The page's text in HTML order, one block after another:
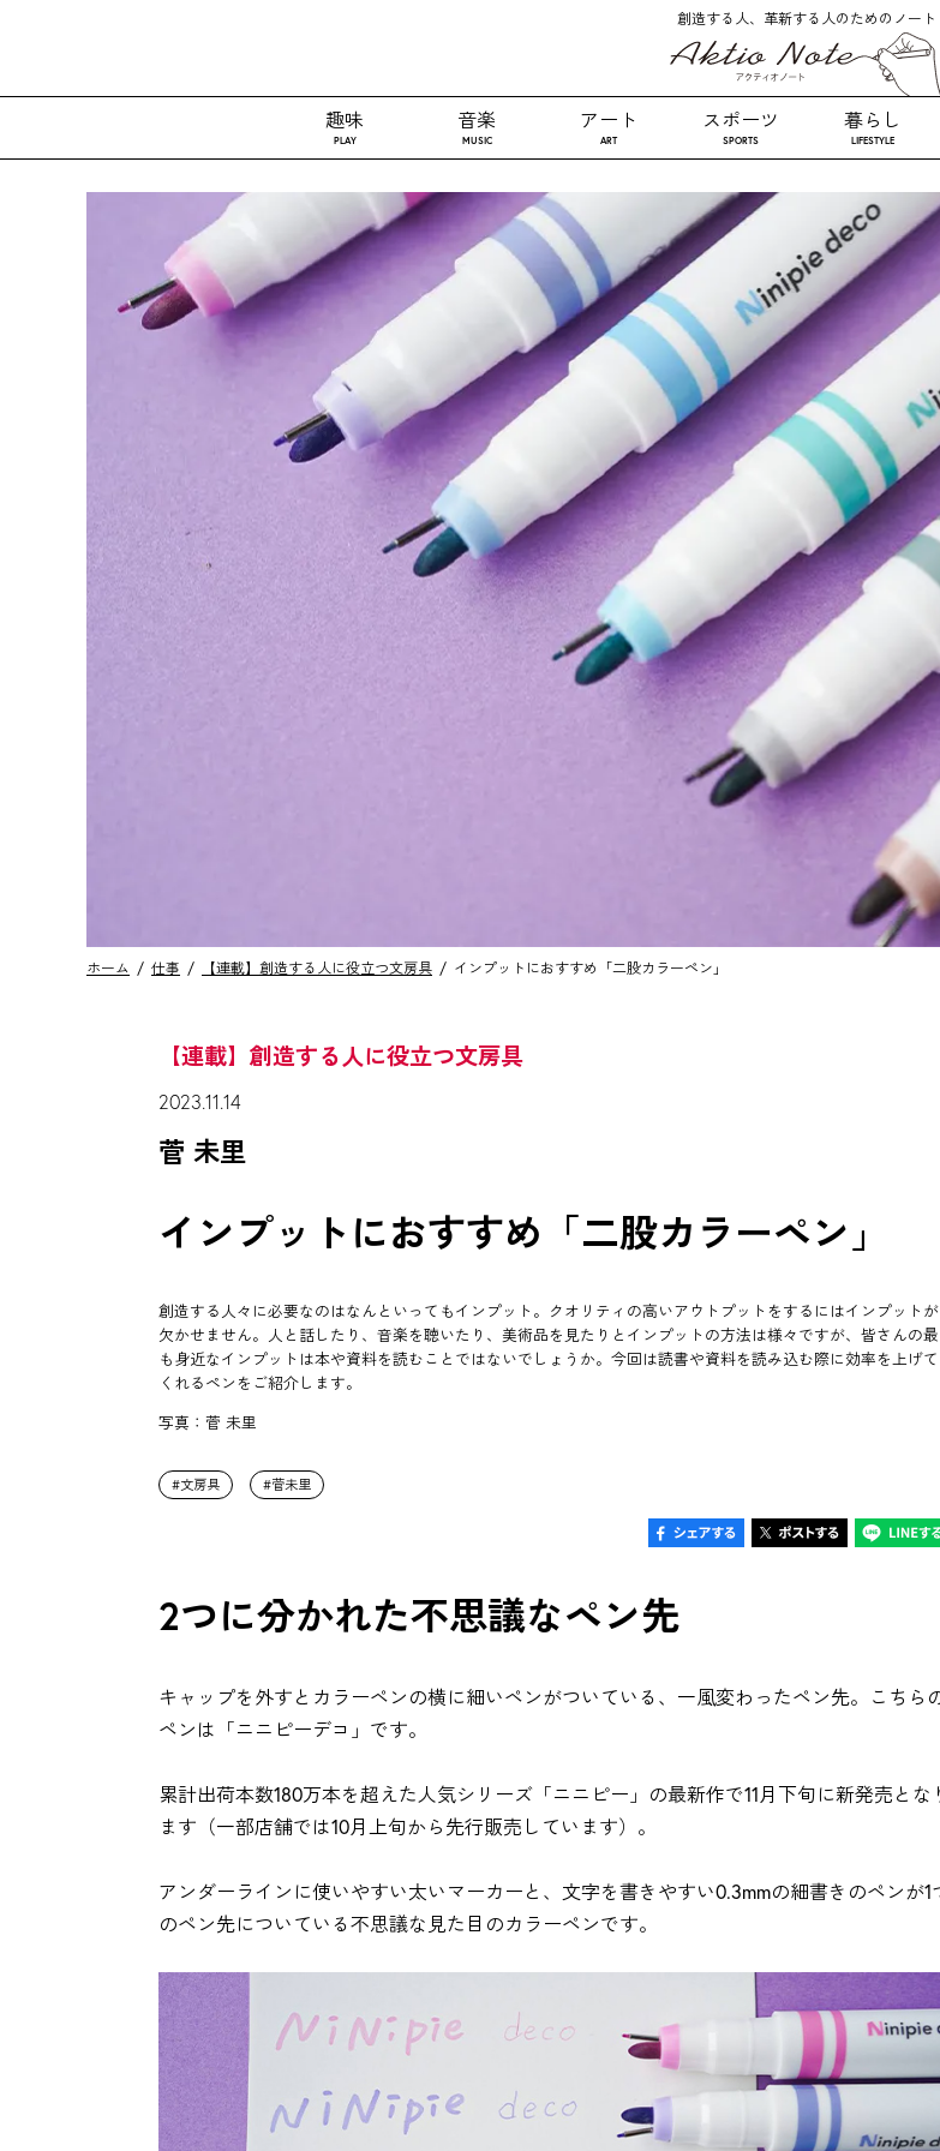
創造する人、革新する人のためのノート
趣味
PLAY
音楽
MUSIC
アート
ART
スポーツ
SPORTS
暮らし
LIFESTYLE
ホーム 仕事 【連載】創造する人に役立つ文房具 インプットにおすすめ「二股カラーペン」
【連載】創造する人に役立つ文房具
2023.11.14
菅 未里
インプットにおすすめ「二股カラーペン」
創造する人々に必要なのはなんといってもインプット。クオリティの高いアウトプットをするにはインプットが
欠かせません。人と話したり、音楽を聴いたり、美術品を見たりとインプットの方法は様々ですが、皆さんの最
も身近なインプットは本や資料を読むことではないでしょうか。今回は読書や資料を読み込む際に効率を上げて
くれるペンをご紹介します。
写真：菅 未里
文房具 菅未里
2つに分かれた不思議なペン先
キャップを外すとカラーペンの横に細いペンがついている、一風変わったペン先。こちら
ペンは「ニニピーデコ」です。
累計出荷本数180万本を超えた人気シリーズ「ニニピー」の最新作で11月下旬に新発売とな
ます（一部店舗では10月上旬から先行販売しています）。
アンダーラインに使いやすい太いマーカーと、文字を書きやすい0.3mmの細書きのペンが1
のペン先についている不思議な見た目のカラーペンです。